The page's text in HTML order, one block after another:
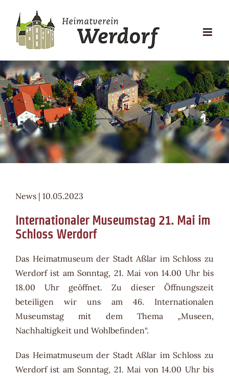
Inhalt
springen
News | 10.05.2023
Internationaler Museumstag 21. Mai im
Schloss Werdorf
Das Heimatmuseum der Stadt Aßlar im Schloss zu
Werdorf ist am Sonntag, 21. Mai von 14.00 Uhr bis
18.00 Uhr geöffnet. Zu dieser Öffnungszeit
beteiligen wir uns am 46. Internationalen
Museumstag mit dem Thema „Museen,
Nachhaltigkeit und Wohlbefinden“.
Das Heimatmuseum der Stadt Aßlar im Schloss zu
Werdorf ist am Sonntag, 21. Mai von 14.00 Uhr bis